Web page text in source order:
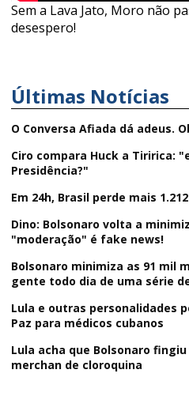
Sem a Lava Jato, Moro não
desespero!
Últimas Notícias
O Conversa Afiada dá adeus.
Ciro compara Huck a Tiririca:
Presidência?"
Em 24h, Brasil perde mais
Dino: Bolsonaro volta a
"moderação" é fake news!
Bolsonaro minimiza as 91 mil
gente todo dia de uma série
Lula e outras personalidades
Paz para médicos cubanos
Lula acha que Bolsonaro
merchan de cloroquina